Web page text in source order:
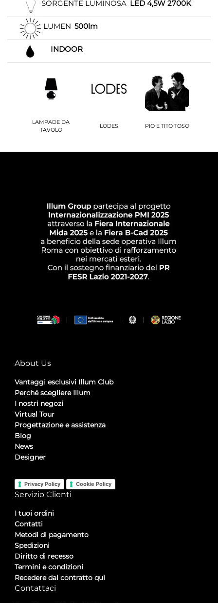
SORGENTE LUMINOSA LED 4,5W 2700K
LUMEN 500lm
INDOOR
LAMPADE DA
TAVOLO
LODES PIO E TITO TOSO
About Us
Vantaggi esclusivi Illum Club
Perché scegliere Illum
I nostri negozi
Virtual Tour
Progettazione e assistenza
Blog
News
Designer
Privacy Policy Cookie Policy
Servizio Clienti
I tuoi ordini
Contatti
Metodi di pagamento
Spedizioni
Diritto di recesso
Termini e condizioni
Recedere dal contratto qui
Contattaci